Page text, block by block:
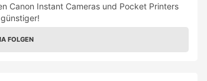
Canon Instant Cameras und Pocket Printers
FOLGEN